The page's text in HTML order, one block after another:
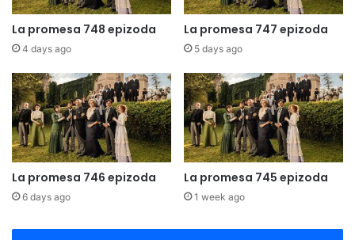
La promesa 748 epizoda
4 days ago
La promesa 747 epizoda
5 days ago
La promesa 746 epizoda
6 days ago
La promesa 745 epizoda
1 week ago